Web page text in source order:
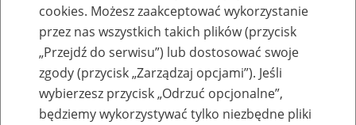
cookies. Możesz zaakceptować wykorzystanie
przez nas wszystkich takich plików (przycisk
„Przejdź do serwisu”) lub dostosować swoje
zgody (przycisk „Zarządzaj opcjami”). Jeśli
wybierzesz przycisk „Odrzuć opcjonalne”,
będziemy wykorzystywać tylko niezbędne pliki